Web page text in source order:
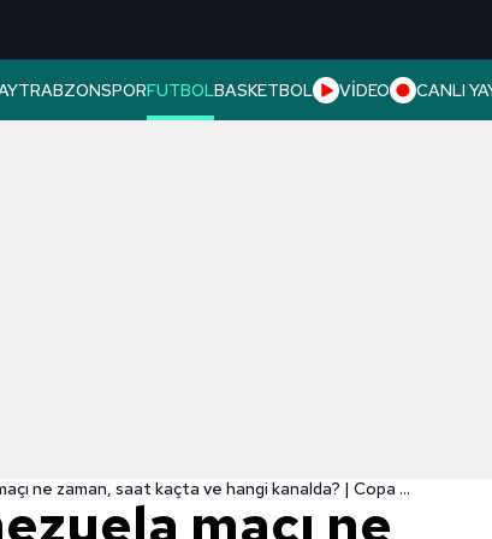
TRABZONSPORFUTBOLBASKETBOL VİDEO CANLI
Ekvador - Venezuela maçı ne zaman, saat kaçta ve hangi kanalda? | Copa America
maçı ne